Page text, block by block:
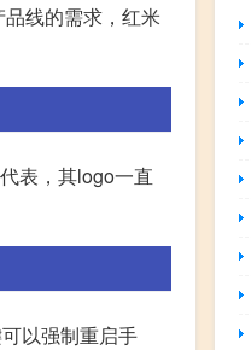
线的需求，红米
表，其logo一直
以强制重启手